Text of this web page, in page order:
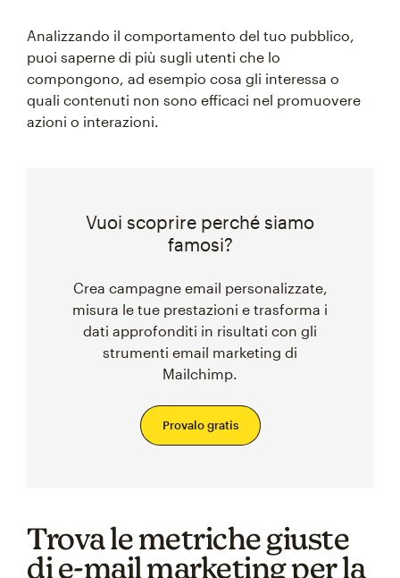
Analizzando il comportamento del tuo pubblico,
puoi saperne di più sugli utenti che lo
compongono, ad esempio cosa gli interessa o
quali contenuti non sono efficaci nel promuovere
azioni o interazioni.
Vuoi scoprire perché siamo
famosi?
Crea campagne email personalizzate,
misura le tue prestazioni e trasforma i
dati approfonditi in risultati con gli
strumenti email marketing di
Mailchimp.
Provalo gratis
Trova le metriche giuste
di e-mail marketing per la